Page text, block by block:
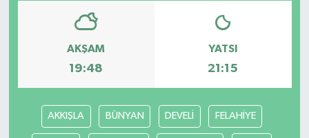
AKŞAM
19:48
YATSI
21:15
AKKIŞLA BÜNYAN DEVELİ FELAHİYE